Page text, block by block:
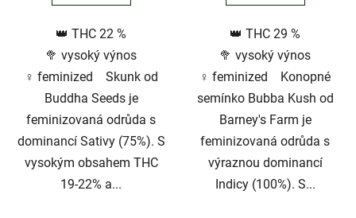
5
hvězdiček.
👑 THC 22 %
🥦 vysoký výnos
♀️ feminized Skunk od
Buddha Seeds je
feminizovaná odrůda s
dominancí Sativy (75%). S
vysokým obsahem THC
19-22% a...
5
hvězdiček.
👑 THC 29 %
🥦 vysoký výnos
♀️ feminized Konopné
semínko Bubba Kush od
Barney's Farm je
feminizovaná odrůda s
výraznou dominancí
Indicy (100%). S...